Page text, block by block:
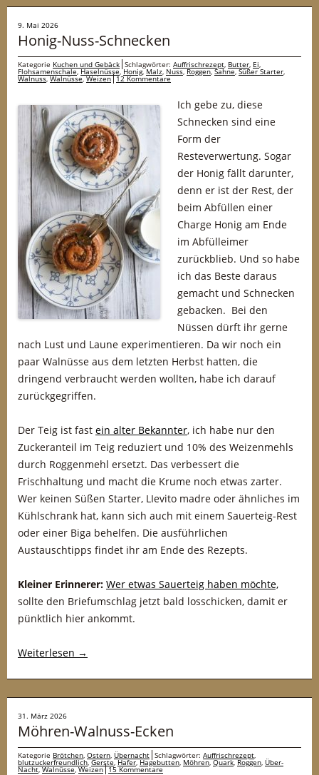
9. Mai 2026
Honig-Nuss-Schnecken
Kategorie Kuchen und Gebäck Schlagwörter: Auffrischrezept, Butter, Ei,
Flohsamenschale,Haselnüsse,Honig,Malz, Nuss,Roggen,Sahne,Süßer Starter,
Walnuss,Walnüsse,Weizen 12 Kommentare
Ich gebe zu, diese
Schnecken sind eine
Form der
Resteverwertung. Sogar
der Honig fällt darunter,
denn er ist der Rest, der
beim Abfüllen einer
Charge Honig am Ende
im Abfülleimer
zurückblieb. Und so habe
ich das Beste daraus
gemacht und Schnecken
gebacken. Bei den
Nüssen dürft ihr gerne
nach Lust und Laune experimentieren. Da wir noch ein
paar Walnüsse aus dem letzten Herbst hatten, die
dringend verbraucht werden wollten, habe ich darauf
zurückgegriffen.
Der Teig ist fast ein alter Bekannter, ich habe nur den
Zuckeranteil im Teig reduziert und 10% des Weizenmehls
durch Roggenmehl ersetzt. Das verbessert die
Frischhaltung und macht die Krume noch etwas zarter.
Wer keinen Süßen Starter, LIevito madre oder ähnliches im
Kühlschrank hat, kann sich auch mit einem Sauerteig-Rest
oder einer Biga behelfen. Die ausführlichen
Austauschtipps findet ihr am Ende des Rezepts.
Kleiner Erinnerer: Wer etwas Sauerteig haben möchte,
sollte den Briefumschlag jetzt bald losschicken, damit er
pünktlich hier ankommt.
Weiterlesen →
31. März 2026
Möhren-Walnuss-Ecken
Kategorie Brötchen, Ostern, Übernacht Schlagwörter: Auffrischrezept,
blutzuckerfreundlich,Gerste,Hafer,Hagebutten, Möhren,Quark,Roggen, Über-
Nacht,Walnüsse,Weizen 15 Kommentare